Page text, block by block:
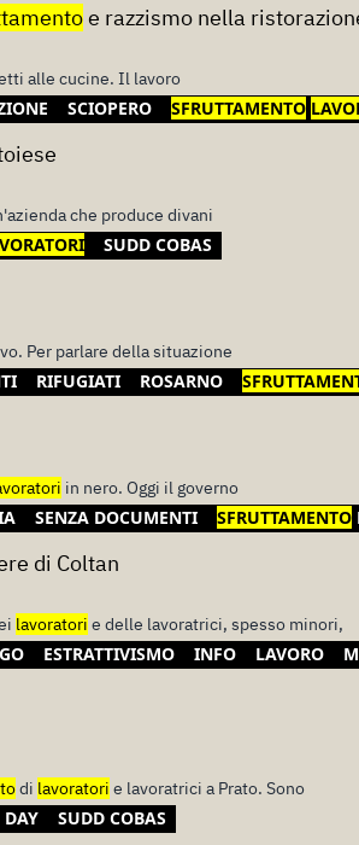
e razzismo nella
alle cucine. Il lavoro
SCIOPERO SFRUTTAMENTO
che produce divani
SUDD COBAS
Per parlare della situazione
RIFUGIATI ROSARNO
in nero. Oggi il governo
SENZA DOCUMENTI SFRUTTAMENTO
di Coltan
lavoratori e delle lavoratrici, spesso minori,
ESTRATTIVISMO INFO LAVORO
di lavoratori e lavoratrici a Prato. Sono
DAY SUDD COBAS